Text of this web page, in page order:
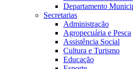
Departamento
Secretarias
Administração
Agropecuária e Pesca
Assistência Social
Cultura e Turismo
Educação